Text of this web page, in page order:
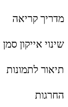
מדריך קריאה
שינוי אייקון
תיאור לתמונות
החרגות